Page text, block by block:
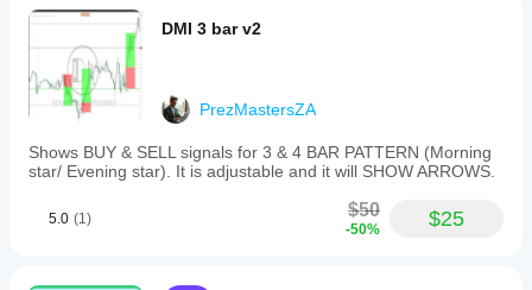
DMI 3 bar v2
PrezMastersZA
Shows BUY & SELL signals for 3 & 4 BAR PATTERN (Morning
star/ Evening star). It is adjustable and it will SHOW ARROWS.
5.0 (1) $50
-50% $25